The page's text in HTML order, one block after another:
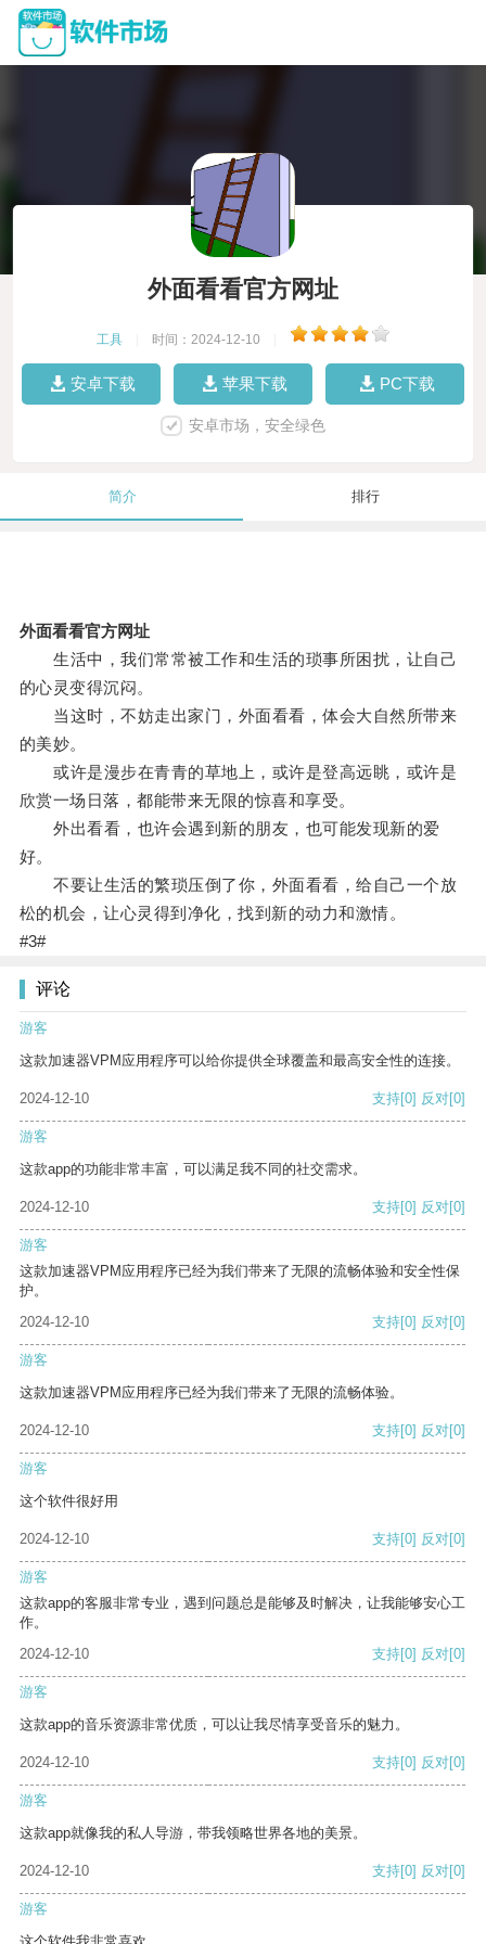
外面看看官方网址
工具 时间：2024-12-10
安卓下载 苹果下载 PC下载
安卓市场，安全绿色
简介 排行
外面看看官方网址
生活中，我们常常被工作和生活的琐事所困扰，让自己
的心灵变得沉闷。
当这时，不妨走出家门，外面看看，体会大自然所带来
的美妙。
或许是漫步在青青的草地上，或许是登高远眺，或许是
欣赏一场日落，都能带来无限的惊喜和享受。
外出看看，也许会遇到新的朋友，也可能发现新的爱
好。
不要让生活的繁琐压倒了你，外面看看，给自己一个放
松的机会，让心灵得到净化，找到新的动力和激情。
#3#
评论
游客
这款加速器VPM应用程序可以给你提供全球覆盖和最高安全性的连接。
2024-12-10 支持[0] 反对[0]
游客
这款app的功能非常丰富，可以满足我不同的社交需求。
2024-12-10 支持[0] 反对[0]
游客
这款加速器VPM应用程序已经为我们带来了无限的流畅体验和安全性保
护。
2024-12-10
支持[0] 反对[0]
游客
这款加速器VPM应用程序已经为我们带来了无限的流畅体验。
2024-12-10 支持[0] 反对[0]
游客
这个软件很好用
2024-12-10 支持[0] 反对[0]
游客
这款app的客服非常专业，遇到问题总是能够及时解决，让我能够安心工
作。
2024-12-10
支持[0] 反对[0]
游客
这款app的音乐资源非常优质，可以让我尽情享受音乐的魅力。
2024-12-10 支持[0] 反对[0]
游客
这款app就像我的私人导游，带我领略世界各地的美景。
2024-12-10 支持[0] 反对[0]
游客